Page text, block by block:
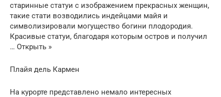
старинные статуи с изображением прекрасных женщин,
такие стати возводились индейцами майя и
символизировали могущество богини плодородия.
Красивые статуи, благодаря которым остров и получил
… Открыть »
Плайя дель Кармен
На курорте представлено немало интересных